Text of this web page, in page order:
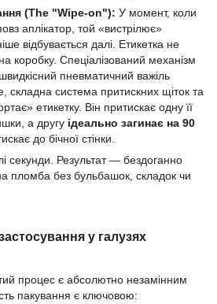
(The "Wipe-on"): У момент, коли
аплікатор, той «вистрілює»
відбувається далі. Етикетка не
коробку. Спеціалізований механізм
пневматичний важіль
складна система притискних щіток та
етикетку. Він притискає одну її
а другу ідеально загинає на 90
до бічної стінки.
секунди. Результат — бездоганно
пломба без бульбашок, складок чи
у галузях
процес є абсолютно незамінним
пакування є ключовою: